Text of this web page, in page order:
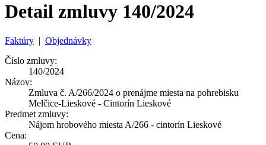
Detail zmluvy 140/2024
Faktúry | Objednávky
Číslo zmluvy:
140/2024
Názov:
Zmluva č. A/266/2024 o prenájme miesta na pohrebisku
Melčice-Lieskové - Cintorín Lieskové
Predmet zmluvy:
Nájom hrobového miesta A/266 - cintorín Lieskové
Cena: